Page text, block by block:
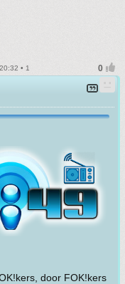
• 1
door FOK!kers